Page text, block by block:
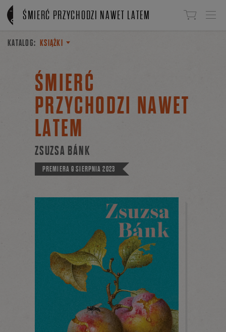
Linki do przejścia
ŚMIERĆ PRZYCHODZI NAWET LATEM
KATALOG: KSIĄŻKI
ŚMIERĆ
PRZYCHODZI NAWET
LATEM
ZSUZSA BÁNK
PREMIERA9 SIERPNIA 2023